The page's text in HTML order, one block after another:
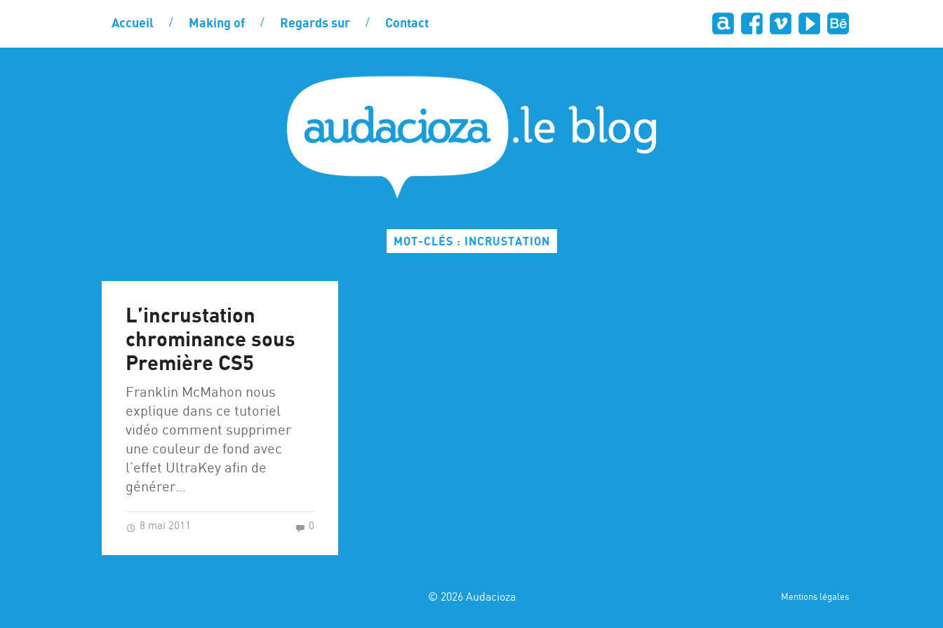
Accueil Making of Regards sur Contact
MOT-CLÉS : INCRUSTATION
L’incrustation
chrominance sous
Première CS5
Franklin McMahon nous
explique dans ce tutoriel
vidéo comment supprimer
une couleur de fond avec
l’effet UltraKey afin de
générer…
8 mai 2011 0
© 2026 Audacioza Mentions légales